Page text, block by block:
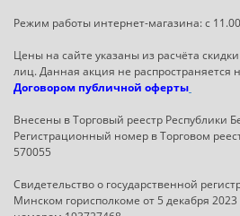
Режим работы интернет-магазина: с
Цены на сайте указаны из расчёта
лиц. Данная акция не распространяется
Договором публичной оферты
Внесены в Торговый реестр Республики
Регистрационный номер в Торговом
570055
Свидетельство о государственной
Минском горисполкоме от 5 декабря